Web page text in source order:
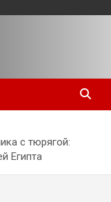
с тюрягой:
Египта